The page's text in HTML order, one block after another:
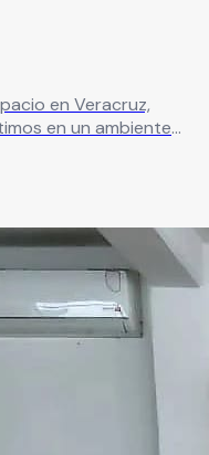
en Veracruz,
en un ambiente
con tus seres más